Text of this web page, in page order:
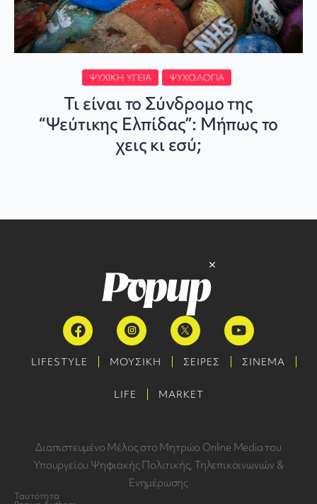
ΨΥΧΙΚΉ ΥΓΕΊΑ ΨΥΧΟΛΟΓΊΑ
Τι είναι το Σύνδρομο της
“Ψεύτικης Ελπίδας”: Μήπως το
χεις κι εσύ;
LIFESTYLE ΜΟΥΣΙΚΗ ΣΕΙΡΕΣ ΣΙΝΕΜΑ
LIFE MARKET
Διαπιστευμένο Μέλος στο Μητρώο Online Media του
Υπουργείου Ψηφιακής Πολιτικής, Τηλεπικοινωνιών &
Ενημέρωσης
Ταυτότητα